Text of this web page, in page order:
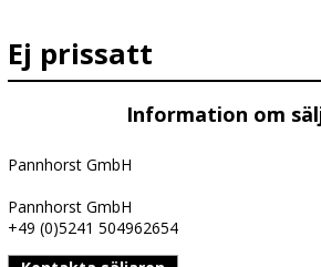
Ej prissatt
Information om
Pannhorst GmbH
Pannhorst GmbH
+49 (0)5241 504962654